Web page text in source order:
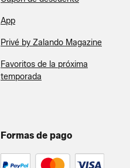
App
Privé by Zalando Magazine
Favoritos de la próxima
temporada
Formas de pago